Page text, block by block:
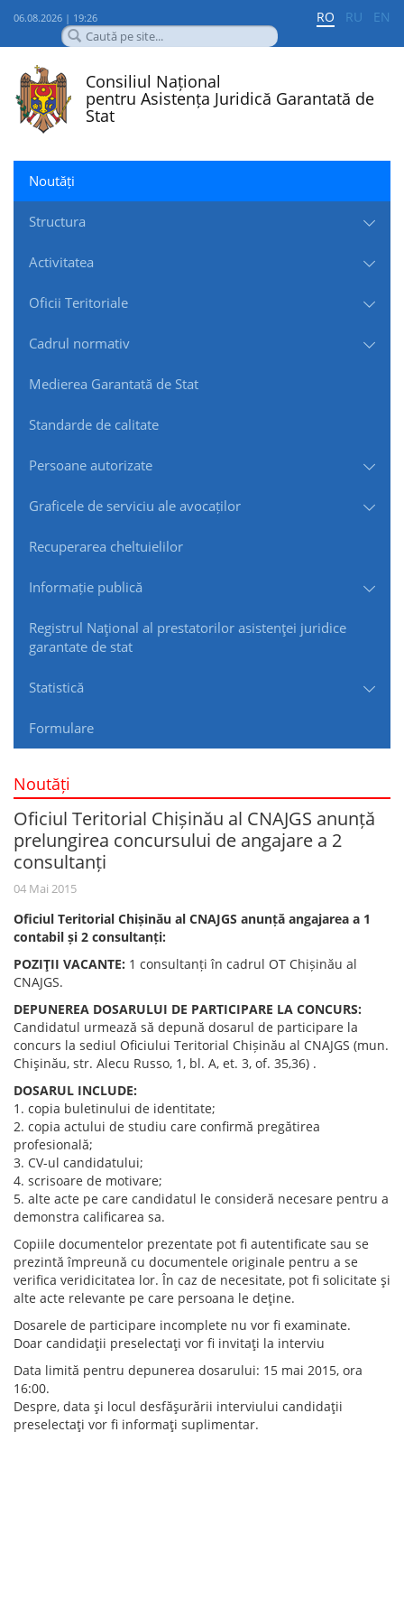
06.08.2026 | 19:26 RO RU EN
Consiliul Național
pentru Asistența Juridică Garantată de
Stat
Noutăți
Structura
Activitatea
Oficii Teritoriale
Cadrul normativ
Medierea Garantată de Stat
Standarde de сalitate
Persoane autorizate
Graficele de serviciu ale avocaților
Recuperarea cheltuielilor
Informație publică
Registrul Naţional al prestatorilor asistenţei juridice
garantate de stat
Statistică
Formulare
Noutăți
Oficiul Teritorial Chișinău al CNAJGS anunță
prelungirea concursului de angajare a 2
consultanți
04 Mai 2015
Oficiul Teritorial Chișinău al CNAJGS anunță angajarea a 1
contabil și 2 consultanți:
POZIŢII VACANTE: 1 consultanți în cadrul OT Chișinău al
CNAJGS.
DEPUNEREA DOSARULUI DE PARTICIPARE LA CONCURS:
Candidatul urmează să depună dosarul de participare la
concurs la sediul Oficiului Teritorial Chișinău al CNAJGS (mun.
Chişinău, str. Alecu Russo, 1, bl. A, et. 3, of. 35,36) .
DOSARUL INCLUDE:
1. copia buletinului de identitate;
2. copia actului de studiu care confirmă pregătirea
profesională;
3. CV-ul candidatului;
4. scrisoare de motivare;
5. alte acte pe care candidatul le consideră necesare pentru a
demonstra calificarea sa.
Copiile documentelor prezentate pot fi autentificate sau se
prezintă împreună cu documentele originale pentru a se
verifica veridicitatea lor. În caz de necesitate, pot fi solicitate şi
alte acte relevante pe care persoana le deţine.
Dosarele de participare incomplete nu vor fi examinate.
Doar candidaţii preselectaţi vor fi invitaţi la interviu
Data limită pentru depunerea dosarului: 15 mai 2015, ora
16:00.
Despre, data şi locul desfăşurării interviului candidaţii
preselectaţi vor fi informaţi suplimentar.